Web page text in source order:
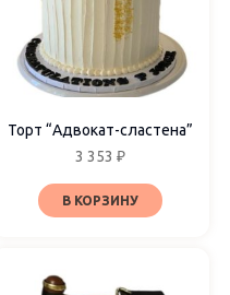
Торт “Адвокат-сластена”
3 353 ₽
В КОРЗИНУ